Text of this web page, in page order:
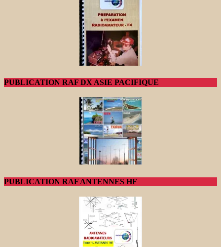
PUBLICATION RAF DX ASIE PACIFIQUE
PUBLICATION RAF ANTENNES HF